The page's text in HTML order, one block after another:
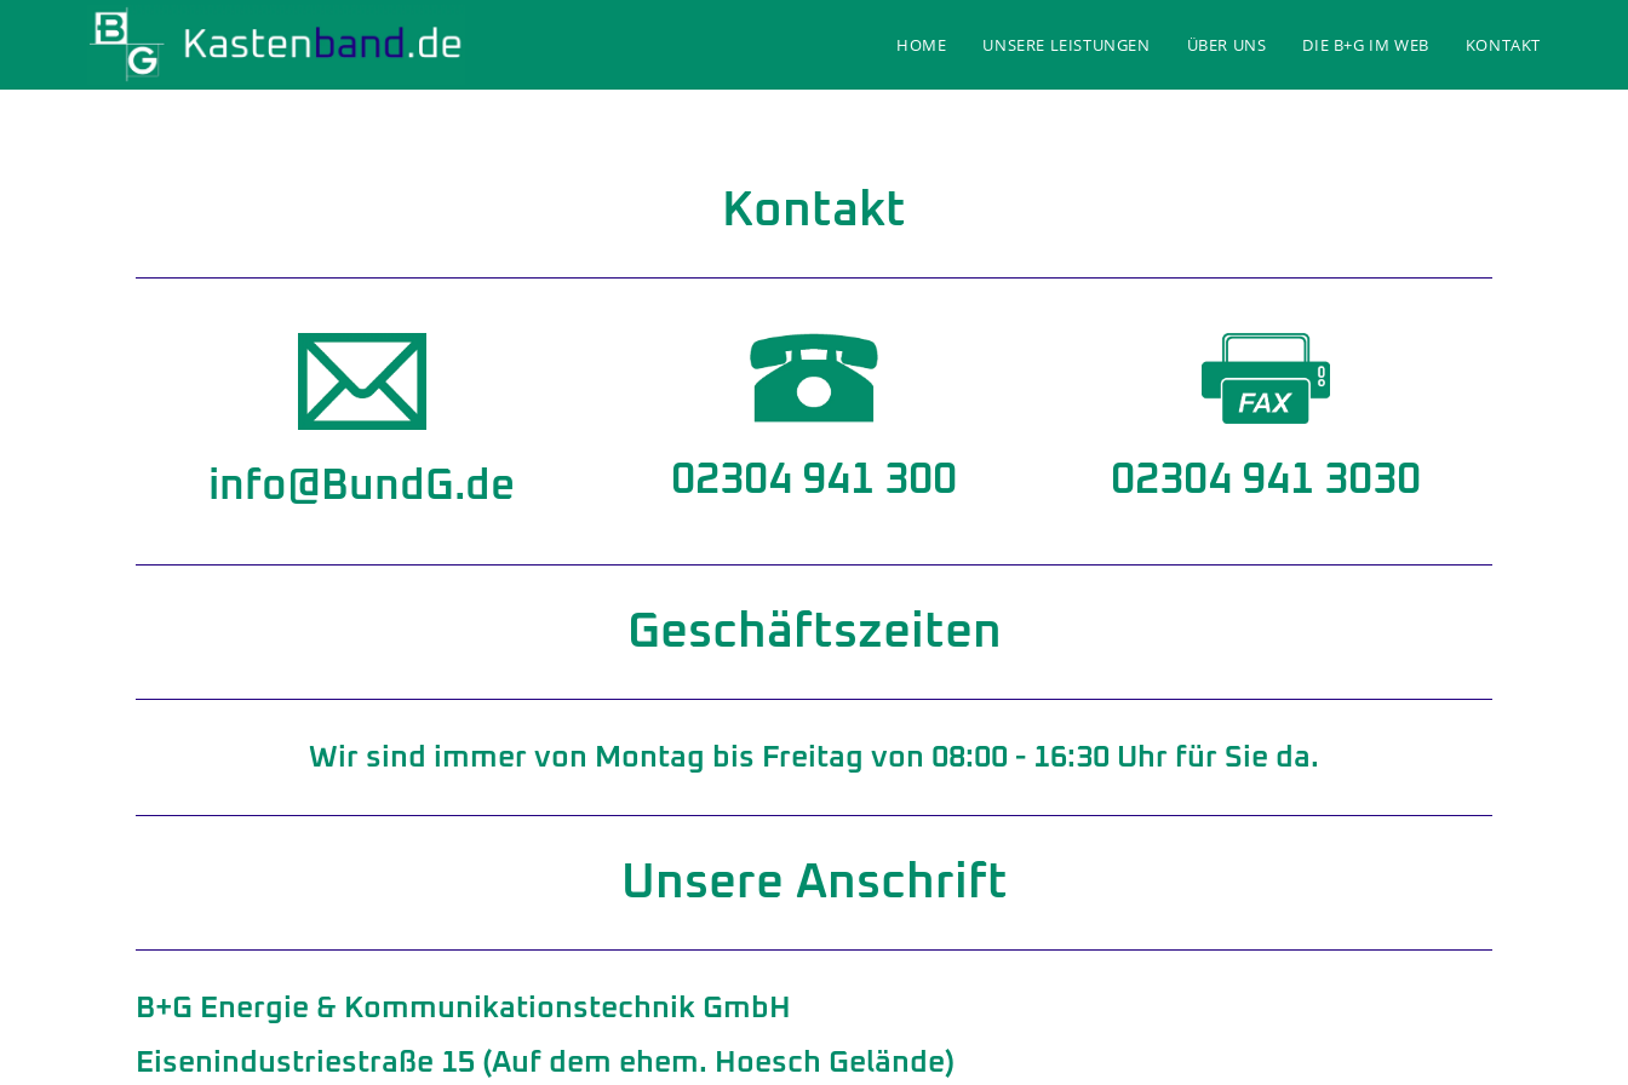
HOME UNSERE LEISTUNGEN ÜBER UNS DIE B+G IM WEB KONTAKT
Kontakt
info@BundG.de 02304 941 300 02304 941 3030
Geschäftszeiten
Wir sind immer von Montag bis Freitag von 08:00 - 16:30 Uhr für Sie da.
Unsere Anschrift
B+G Energie & Kommunikationstechnik GmbH
Eisenindustriestraße 15 (Auf dem ehem. Hoesch Gelände)